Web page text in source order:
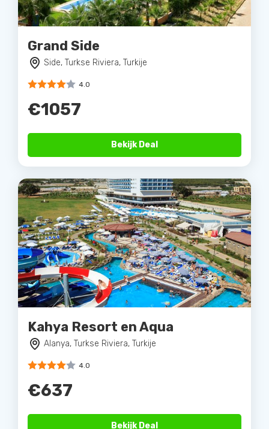
Grand Side
Side, Turkse Riviera, Turkije
4.0
€1057
Bekijk Deal
Kahya Resort en Aqua
Alanya, Turkse Riviera, Turkije
4.0
€637
Bekijk Deal